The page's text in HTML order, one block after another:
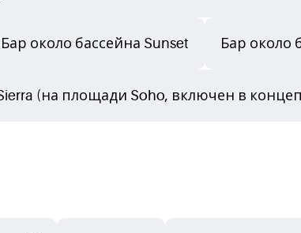
Бар около бассейна Sunset Бар около
(на площади Soho, включен в